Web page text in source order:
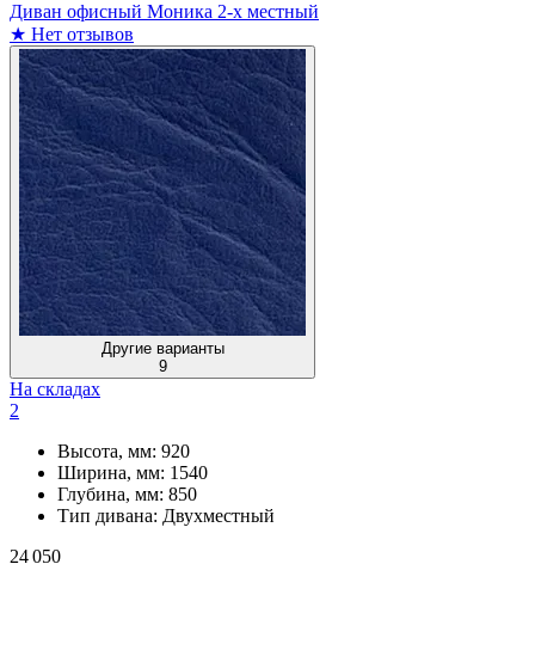
Диван офисный Моника 2-х местный
★ Нет отзывов
Другие варианты
9
На складах
2
Высота, мм: 920
Ширина, мм: 1540
Глубина, мм: 850
Тип дивана: Двухместный
24 050